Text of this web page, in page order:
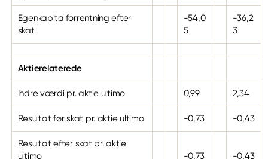
Egenkapitalforrentning efter
skat
-54,0
5
-36,2
3
Aktierelaterede
Indre værdi pr. aktie ultimo 0,99 2,34
Resultat før skat pr. aktie ultimo -0,73 -0,43
Resultat efter skat pr. aktie
ultimo
-0,73 -0,43